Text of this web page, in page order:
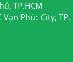
TP.HCM
Phúc City, TP.